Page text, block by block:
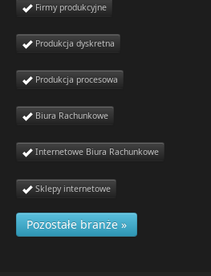
Firmy produkcyjne
Produkcja dyskretna
Produkcja procesowa
Biura Rachunkowe
Internetowe Biura Rachunkowe
Sklepy internetowe
Pozostałe branże »